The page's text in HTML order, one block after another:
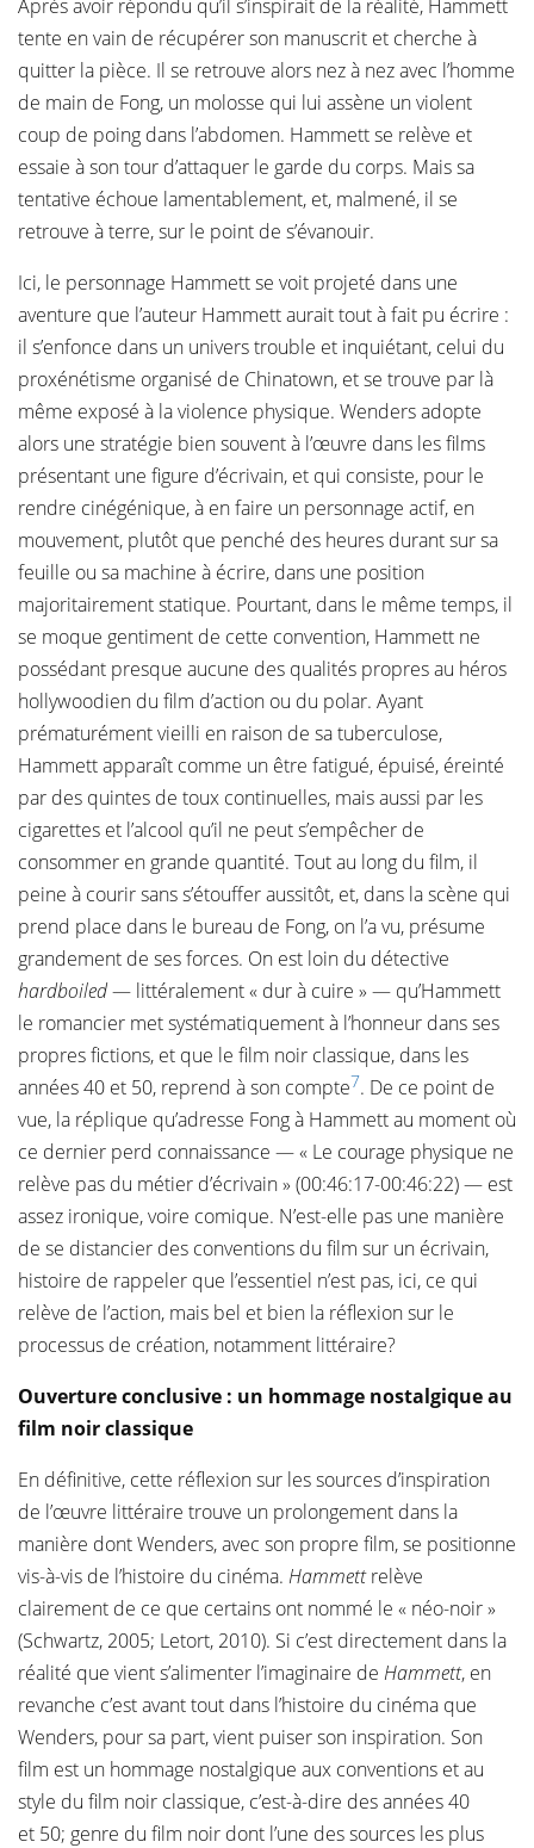
Après avoir répondu qu’il s’inspirait de la réalité, Hammett
tente en vain de récupérer son manuscrit et cherche à
quitter la pièce. Il se retrouve alors nez à nez avec l’homme
de main de Fong, un molosse qui lui assène un violent
coup de poing dans l’abdomen. Hammett se relève et
essaie à son tour d’attaquer le garde du corps. Mais sa
tentative échoue lamentablement, et, malmené, il se
retrouve à terre, sur le point de s’évanouir.
Ici, le personnage Hammett se voit projeté dans une
aventure que l’auteur Hammett aurait tout à fait pu écrire :
il s’enfonce dans un univers trouble et inquiétant, celui du
proxénétisme organisé de Chinatown, et se trouve par là
même exposé à la violence physique. Wenders adopte
alors une stratégie bien souvent à l’œuvre dans les films
présentant une figure d’écrivain, et qui consiste, pour le
rendre cinégénique, à en faire un personnage actif, en
mouvement, plutôt que penché des heures durant sur sa
feuille ou sa machine à écrire, dans une position
majoritairement statique. Pourtant, dans le même temps, il
se moque gentiment de cette convention, Hammett ne
possédant presque aucune des qualités propres au héros
hollywoodien du film d’action ou du polar. Ayant
prématurément vieilli en raison de sa tuberculose,
Hammett apparaît comme un être fatigué, épuisé, éreinté
par des quintes de toux continuelles, mais aussi par les
cigarettes et l’alcool qu’il ne peut s’empêcher de
consommer en grande quantité. Tout au long du film, il
peine à courir sans s’étouffer aussitôt, et, dans la scène qui
prend place dans le bureau de Fong, on l’a vu, présume
grandement de ses forces. On est loin du détective
hardboiled— littéralement « dur à cuire » — qu’Hammett
le romancier met systématiquement à l’honneur dans ses
propres fictions, et que le film noir classique, dans les
années 40 et 50, reprend à son compte7. De ce point de
vue, la réplique qu’adresse Fong à Hammett au moment où
ce dernier perd connaissance — « Le courage physique ne
relève pas du métier d’écrivain » (00:46:17-00:46:22) — est
assez ironique, voire comique. N’est-elle pas une manière
de se distancier des conventions du film sur un écrivain,
histoire de rappeler que l’essentiel n’est pas, ici, ce qui
relève de l’action, mais bel et bien la réflexion sur le
processus de création, notamment littéraire?
Ouverture conclusive : un hommage nostalgique au
film noir classique
En définitive, cette réflexion sur les sources d’inspiration
de l’œuvre littéraire trouve un prolongement dans la
manière dont Wenders, avec son propre film, se positionne
vis-à-vis de l’histoire du cinéma. Hammettrelève
clairement de ce que certains ont nommé le « néo-noir »
(Schwartz, 2005; Letort, 2010). Si c’est directement dans la
réalité que vient s’alimenter l’imaginaire de Hammett, en
revanche c’est avant tout dans l’histoire du cinéma que
Wenders, pour sa part, vient puiser son inspiration. Son
film est un hommage nostalgique aux conventions et au
style du film noir classique, c’est-à-dire des années 40
et 50; genre du film noir dont l’une des sources les plus